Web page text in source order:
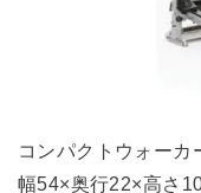
コンパクトウォーカ
幅54×奥行22×高さ